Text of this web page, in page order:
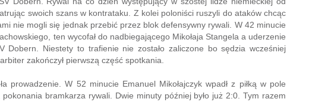
swoich szans w kontrataku. Z kolei poloniści ruszyli do ataków chcąc
nie mogli się jednak przebić przez blok defensywny rywali. W 42 minucie
ten wycofał do nadbiegającego Mikołaja Stangela a uderzenie
Dobern. Niestety to trafienie nie zostało zaliczone bo sędzia wcześniej
zakończył pierwszą część spotkania.
prowadzenie. W 52 minucie Emanuel Mikołajczyk wpadł z piłką w pole
bramkarza rywali. Dwie minuty później było już 2:0. Tym razem